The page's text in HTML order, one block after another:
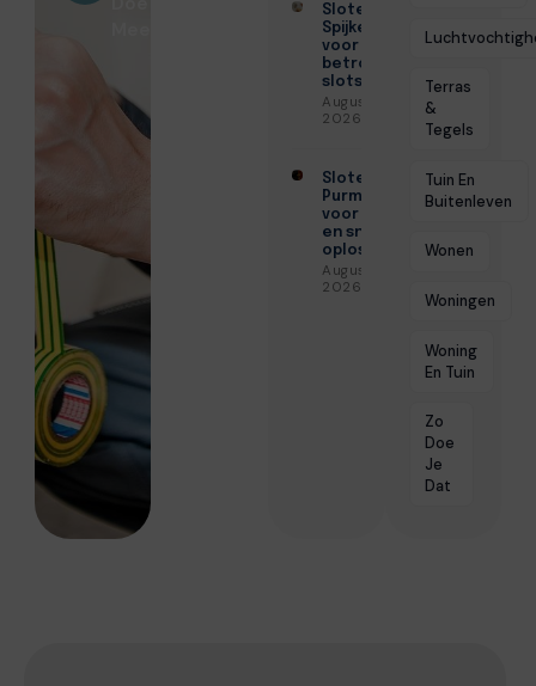
Slotenmaker
Spijkenisse
voor
betrouwbare
slotservice
Augustus 3,
2026
Slotenmaker
Purmerend
voor veilige
en snelle
oplossingen
Augustus 3,
2026
Terras
&
Tegels
Tuin En
Buitenleven
Wonen
Woningen
Woning
En Tuin
Zo
Doe
Je
Dat